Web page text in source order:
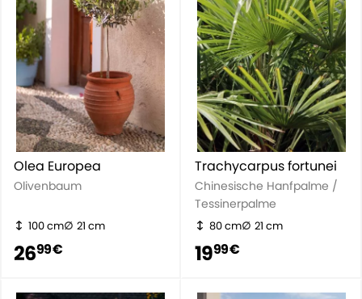
Olea Europea
Olivenbaum
100 cm 21 cm
2699 €
Trachycarpus fortunei
Chinesische Hanfpalme /
Tessinerpalme
80 cm 21 cm
1999 €